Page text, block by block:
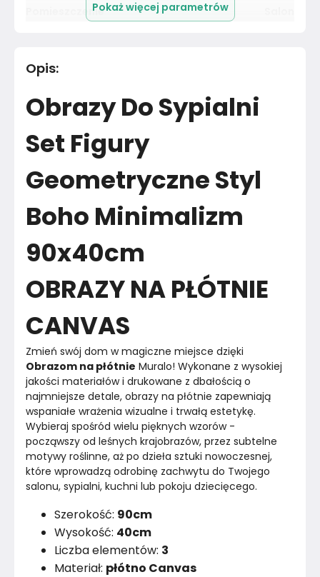
Pomieszczenie
Materiał
Materiał Poliester
Kolor
Marka
Montaż
Rok produkcji
Pokaż więcej parametrów
Opis:
Obrazy Do Sypialni
Set Figury
Geometryczne Styl
Boho Minimalizm
90x40cm
OBRAZY NA PŁÓTNIE
CANVAS
Zmień swój dom w magiczne miejsce dzięki
Obrazom na płótnie Muralo! Wykonane z wysokiej
jakości materiałów i drukowane z dbałością o
najmniejsze detale, obrazy na płótnie zapewniają
wspaniałe wrażenia wizualne i trwałą estetykę.
Wybieraj spośród wielu pięknych wzorów -
począwszy od leśnych krajobrazów, przez subtelne
motywy roślinne, aż po dzieła sztuki nowoczesnej,
które wprowadzą odrobinę zachwytu do Twojego
salonu, sypialni, kuchni lub pokoju dziecięcego.
Szerokość: 90cm
Wysokość: 40cm
Liczba elementów: 3
Materiał: płótno Canvas